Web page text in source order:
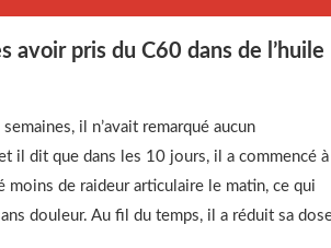
pris du C60 dans de l’huile
il n’avait remarqué aucun
il dit que dans les 10 jours, il a commencé à
moins de raideur articulaire le matin, ce qui
douleur. Au fil du temps, il a réduit sa